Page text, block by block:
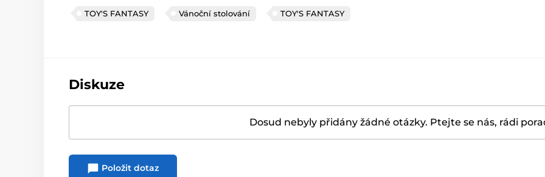
TOY'S FANTASY Vánoční stolování TOY'S FANTASY
Diskuze
Dosud nebyly přidány žádné otázky. Ptejte se nás, rádi
Položit dotaz